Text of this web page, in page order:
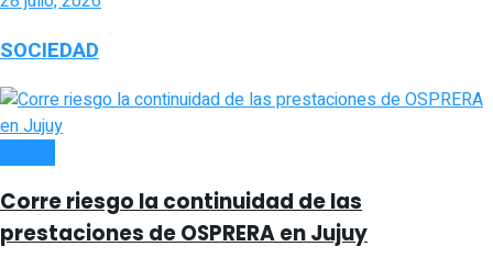
SOCIEDAD
Corre riesgo la continuidad de las
prestaciones de OSPRERA en Jujuy